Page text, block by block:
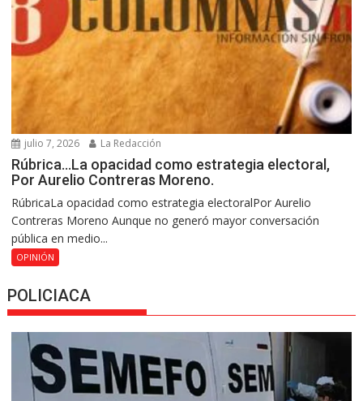
julio 7, 2026 La Redacción
Rúbrica…La opacidad como estrategia electoral,
Por Aurelio Contreras Moreno.
RúbricaLa opacidad como estrategia electoralPor Aurelio
Contreras Moreno Aunque no generó mayor conversación
pública en medio...
OPINIÓN
POLICIACA